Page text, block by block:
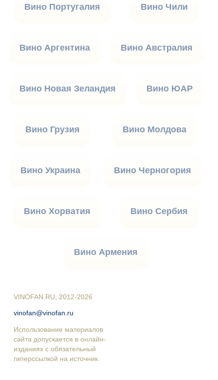
Вино Португалия Вино Чили
Вино Аргентина Вино Австралия
Вино Новая Зеландия Вино ЮАР
Вино Грузия Вино Молдова
Вино Украина Вино Черногория
Вино Хорватия Вино Сербия
Вино Армения
VINOFAN.RU, 2012-2026
vinofan@vinofan.ru
Использование материалов
сайта допускается в онлайн-
изданиях с обязательный
гиперссылкой на источник.